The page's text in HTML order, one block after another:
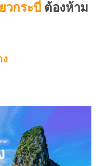
วกระบี่ ต้องห้าม
ง